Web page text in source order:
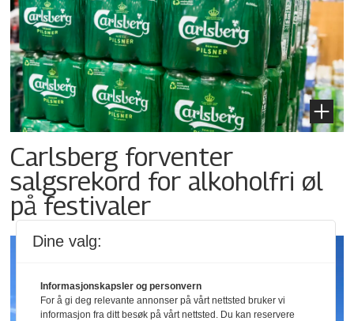
Carlsberg forventer
salgsrekord for alkoholfri øl
på festivaler
Dine valg:
Informasjonskapsler og personvern
For å gi deg relevante annonser på vårt nettsted bruker vi
informasjon fra ditt besøk på vårt nettsted. Du kan reservere